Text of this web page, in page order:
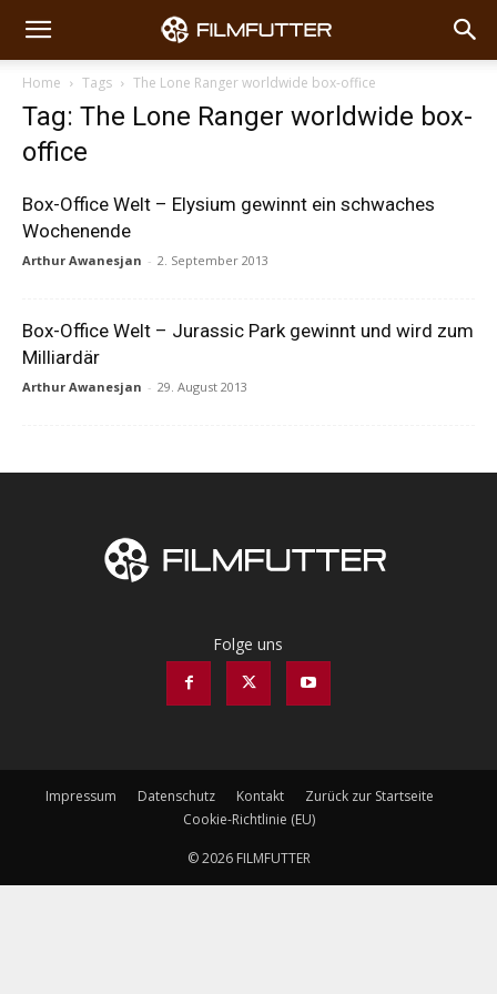
Home Tags The Lone Ranger worldwide box-office
Tag: The Lone Ranger worldwide box-
office
Box-Office Welt – Elysium gewinnt ein schwaches
Wochenende
Arthur Awanesjan - 2. September 2013
Box-Office Welt – Jurassic Park gewinnt und wird zum
Milliardär
Arthur Awanesjan - 29. August 2013
Folge uns
Impressum Datenschutz Kontakt
Zurück zur Startseite
Cookie-Richtlinie (EU)
© 2026 FILMFUTTER